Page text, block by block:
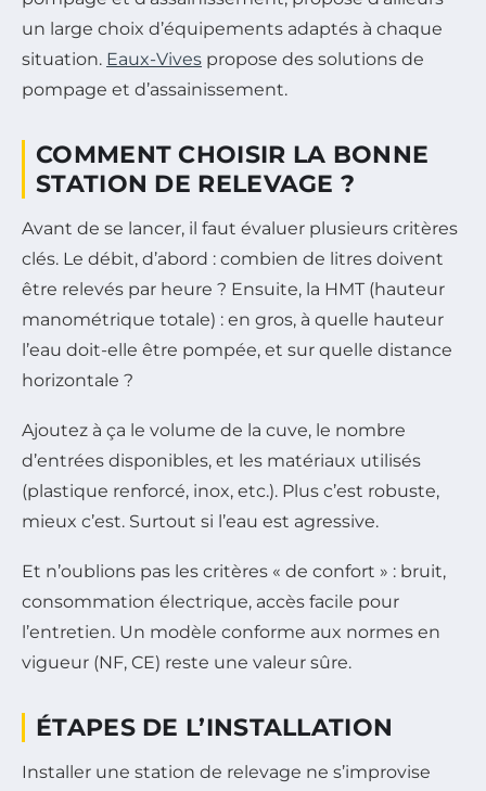
un large choix d’équipements adaptés à chaque
situation. Eaux-Vives propose des solutions de
pompage et d’assainissement.
COMMENT CHOISIR LA BONNE
STATION DE RELEVAGE ?
Avant de se lancer, il faut évaluer plusieurs critères
clés. Le débit, d’abord : combien de litres doivent
être relevés par heure ? Ensuite, la HMT (hauteur
manométrique totale) : en gros, à quelle hauteur
l’eau doit-elle être pompée, et sur quelle distance
horizontale ?
Ajoutez à ça le volume de la cuve, le nombre
d’entrées disponibles, et les matériaux utilisés
(plastique renforcé, inox, etc.). Plus c’est robuste,
mieux c’est. Surtout si l’eau est agressive.
Et n’oublions pas les critères « de confort » : bruit,
consommation électrique, accès facile pour
l’entretien. Un modèle conforme aux normes en
vigueur (NF, CE) reste une valeur sûre.
ÉTAPES DE L’INSTALLATION
Installer une station de relevage ne s’improvise